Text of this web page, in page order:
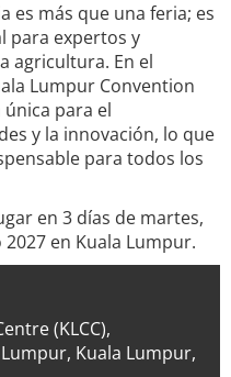
es más que una feria; es
para expertos y
agricultura. En el
Lumpur Convention
para el
y la innovación, lo que
para todos los
en 3 días de martes,
en Kuala Lumpur.
(KLCC),
Lumpur, Kuala Lumpur,